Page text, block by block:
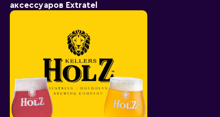
аксессуаров Extratel